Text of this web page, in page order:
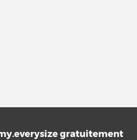
gratuitement